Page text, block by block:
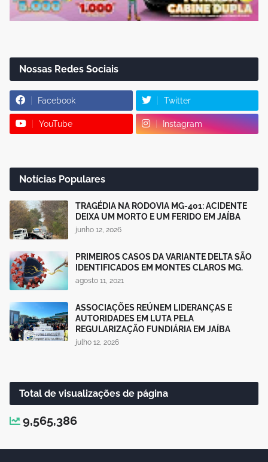
Nossas Redes Sociais
Facebook Twitter
YouTube Instagram
Notícias Populares
TRAGÉDIA NA RODOVIA MG-401: ACIDENTE
DEIXA UM MORTO E UM FERIDO EM JAÍBA
junho 12, 2026
PRIMEIROS CASOS DA VARIANTE DELTA SÃO
IDENTIFICADOS EM MONTES CLAROS MG.
agosto 11, 2021
ASSOCIAÇÕES REÚNEM LIDERANÇAS E
AUTORIDADES EM LUTA PELA
REGULARIZAÇÃO FUNDIÁRIA EM JAÍBA
julho 12, 2026
Total de visualizações de página
9,565,386